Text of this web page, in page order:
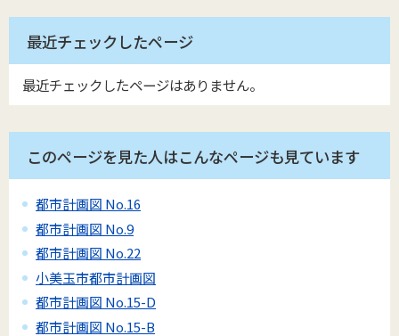
最近チェックしたページ
最近チェックしたページはありません。
このページを見た人はこんなページも見ています
都市計画図 No.16
都市計画図 No.9
都市計画図 No.22
小美玉市都市計画図
都市計画図 No.15-D
都市計画図 No.15-B